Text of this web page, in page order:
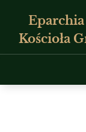
Eparchia
Kościoła